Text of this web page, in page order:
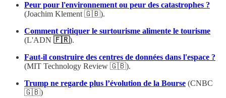
Peur pour l'environnement ou peur des catastrophes ?
(Joachim Klement 🇬🇧).
Comment critiquer le surtourisme alimente le tourisme
(L'ADN 🇫🇷).
Faut-il construire des centres de données dans l'espace ?
(MIT Technology Review 🇬🇧).
Trump ne regarde plus l’évolution de la Bourse (CNBC
🇬🇧)